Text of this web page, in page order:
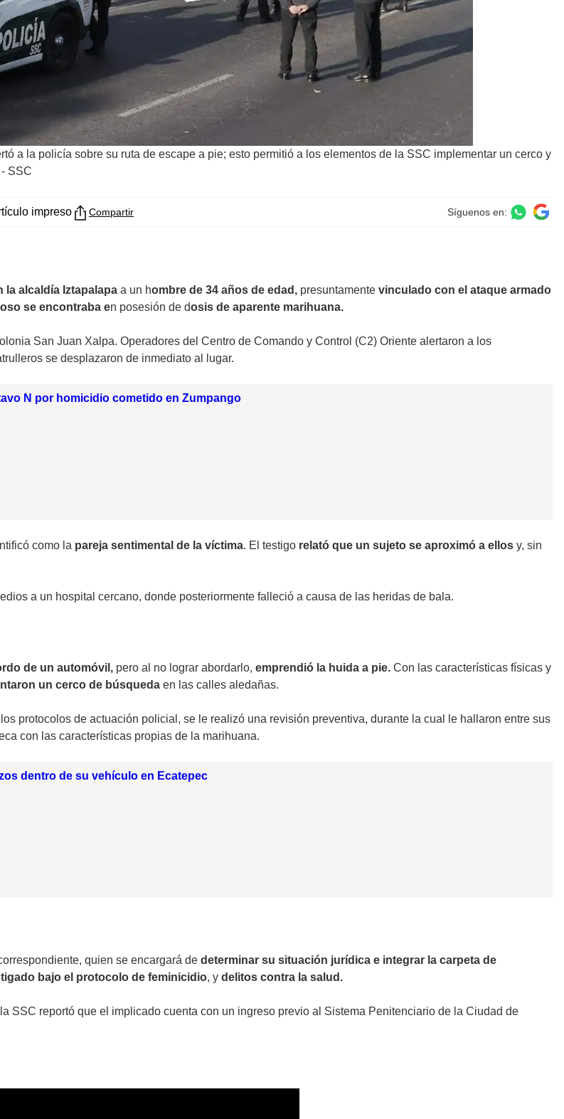
a la policía sobre su ruta de escape a pie; esto permitió a los elementos de la SSC implementar un cerco y
SSC
impreso Compartir Síguenos en:
la alcaldía Iztapalapa a un hombre de 34 años de edad, presuntamente vinculado con el ataque armado
se encontraba en posesión de dosis de aparente marihuana.
San Juan Xalpa. Operadores del Centro de Comando y Control (C2) Oriente alertaron a los
se desplazaron de inmediato al lugar.
N por homicidio cometido en Zumpango
como la pareja sentimental de la víctima. El testigo relató que un sujeto se aproximó a ellos y, sin
a un hospital cercano, donde posteriormente falleció a causa de las heridas de bala.
de un automóvil, pero al no lograr abordarlo, emprendió la huida a pie. Con las características físicas y
un cerco de búsqueda en las calles aledañas.
protocolos de actuación policial, se le realizó una revisión preventiva, durante la cual le hallaron entre sus
con las características propias de la marihuana.
dentro de su vehículo en Ecatepec
quien se encargará de determinar su situación jurídica e integrar la carpeta de
bajo el protocolo de feminicidio, y delitos contra la salud.
SSC reportó que el implicado cuenta con un ingreso previo al Sistema Penitenciario de la Ciudad de